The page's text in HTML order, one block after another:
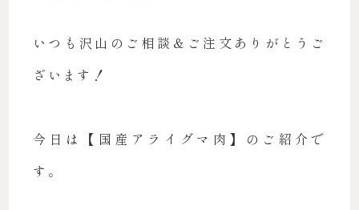
いつも沢山のご相談＆ご注文ありがとうご
ざいます！
今日は【国産アライグマ肉】のご紹介で
す。